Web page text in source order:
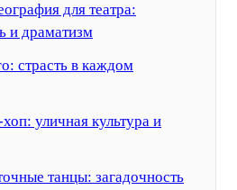
для театра:
и драматизм
страсть в каждом
уличная культура и
танцы: загадочность